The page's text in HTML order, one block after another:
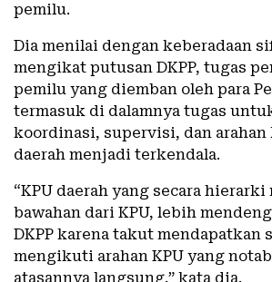
pemilu.
Dia menilai dengan keberadaan
mengikat putusan DKPP, tugas
pemilu yang diemban oleh para
termasuk di dalamnya tugas
koordinasi, supervisi, dan arahan
daerah menjadi terkendala.
“KPU daerah yang secara
bawahan dari KPU, lebih
DKPP karena takut mendapatkan
mengikuti arahan KPU yang
atasannya langsung,” kata dia.